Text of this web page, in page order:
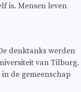
is. Mensen leven
denktanks werden
van Tilburg.
de gemeenschap